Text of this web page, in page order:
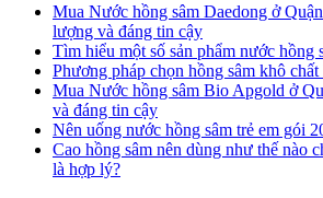
Mua Nước hồng sâm Daedong ở
lượng và đáng tin cậy
Tìm hiểu một số sản phẩm nước hồng
Phương pháp chọn hồng sâm khô
Mua Nước hồng sâm Bio Apgold ở
và đáng tin cậy
Nên uống nước hồng sâm trẻ em gói
Cao hồng sâm nên dùng như thế nào
là hợp lý?